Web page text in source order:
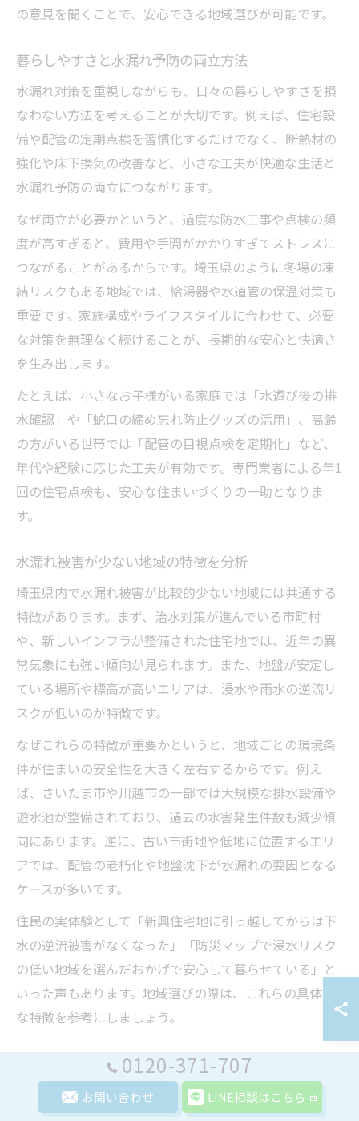
の意見を聞くことで、安心できる地域選びが可能です。
暮らしやすさと水漏れ予防の両立方法
水漏れ対策を重視しながらも、日々の暮らしやすさを損
なわない方法を考えることが大切です。例えば、住宅設
備や配管の定期点検を習慣化するだけでなく、断熱材の
強化や床下換気の改善など、小さな工夫が快適な生活と
水漏れ予防の両立につながります。
なぜ両立が必要かというと、過度な防水工事や点検の頻
度が高すぎると、費用や手間がかかりすぎてストレスに
つながることがあるからです。埼玉県のように冬場の凍
結リスクもある地域では、給湯器や水道管の保温対策も
重要です。家族構成やライフスタイルに合わせて、必要
な対策を無理なく続けることが、長期的な安心と快適さ
を生み出します。
たとえば、小さなお子様がいる家庭では「水遊び後の排
水確認」や「蛇口の締め忘れ防止グッズの活用」、高齢
の方がいる世帯では「配管の目視点検を定期化」など、
年代や経験に応じた工夫が有効です。専門業者による年1
回の住宅点検も、安心な住まいづくりの一助となりま
す。
水漏れ被害が少ない地域の特徴を分析
埼玉県内で水漏れ被害が比較的少ない地域には共通する
特徴があります。まず、治水対策が進んでいる市町村
や、新しいインフラが整備された住宅地では、近年の異
常気象にも強い傾向が見られます。また、地盤が安定し
ている場所や標高が高いエリアは、浸水や雨水の逆流リ
スクが低いのが特徴です。
なぜこれらの特徴が重要かというと、地域ごとの環境条
件が住まいの安全性を大きく左右するからです。例え
ば、さいたま市や川越市の一部では大規模な排水設備や
遊水池が整備されており、過去の水害発生件数も減少傾
向にあります。逆に、古い市街地や低地に位置するエリ
アでは、配管の老朽化や地盤沈下が水漏れの要因となる
ケースが多いです。
住民の実体験として「新興住宅地に引っ越してからは下
水の逆流被害がなくなった」「防災マップで浸水リスク
の低い地域を選んだおかげで安心して暮らせている」と
いった声もあります。地域選びの際は、これらの具体的
な特徴を参考にしましょう。
治水対策が進むエリアの見極めポイント
治水対策が進んでいるエリアを選ぶことは、水漏れ未然
0120-371-707
お問い合わせ LINE相談はこちら